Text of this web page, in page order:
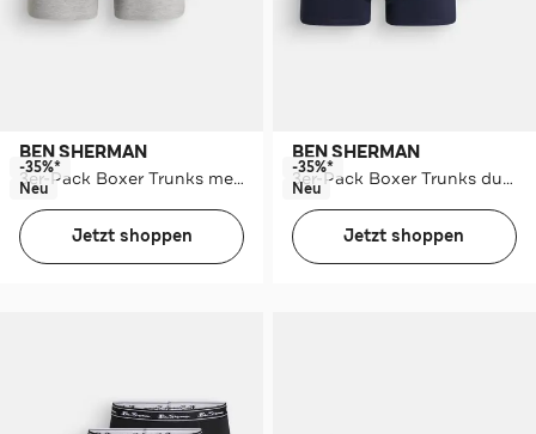
BEN SHERMAN
3er-Pack Boxer Trunks mehrfarbig
-35%*
Neu
Jetzt shoppen
BEN SHERMAN
3er-Pack Boxer Trunks dunkelblau
-35%*
Neu
Jetzt shoppen